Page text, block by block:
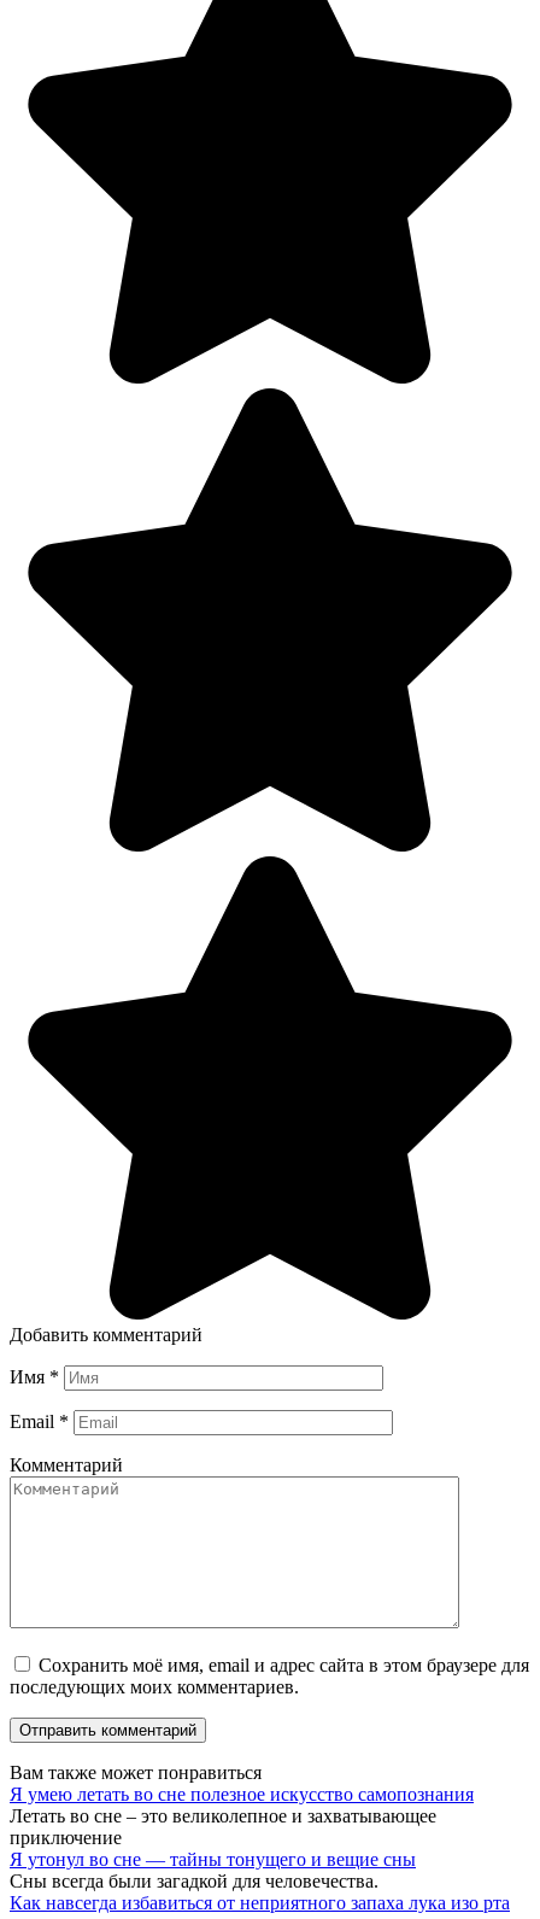
Добавить комментарий
Имя *
Email *
Комментарий
Сохранить моё имя, email и адрес сайта в этом браузере для
последующих моих комментариев.
Вам также может понравиться
Я умею летать во сне полезное искусство самопознания
Летать во сне – это великолепное и захватывающее
приключение
Я утонул во сне — тайны тонущего и вещие сны
Сны всегда были загадкой для человечества.
Как навсегда избавиться от неприятного запаха лука изо рта